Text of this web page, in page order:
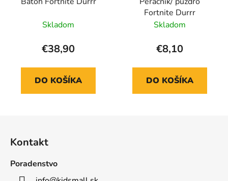
Skladom
€38,90
DO KOŠÍKA
Fortnite Durrr
Skladom
€8,10
DO KOŠÍKA
Kontakt
Poradenstvo